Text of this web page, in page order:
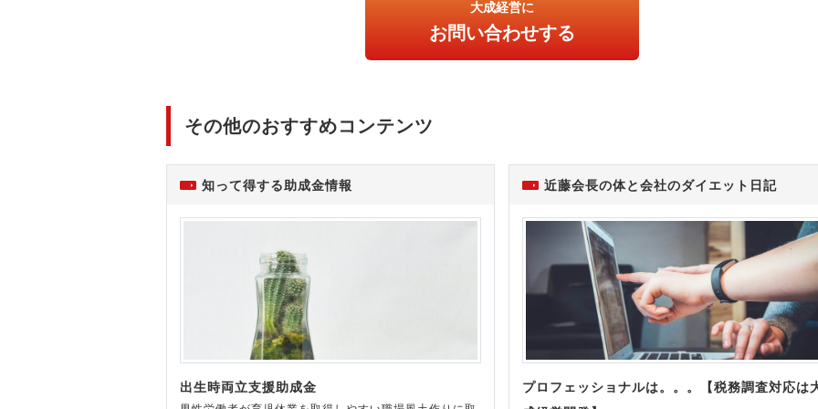
大成経営に
お問い合わせする
その他のおすすめコンテンツ
知って得する助成金情報
出生時両立支援助成金
近藤会長の体と会社のダイエット日記
プロフェッショナルは。。。【税務調査対応は